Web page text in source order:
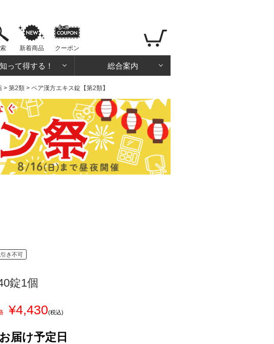
新着商品 クーポン
知って得する！ 総合案内
> 第2類 > ペア漢方エキス錠【第2類】
き不可
錠1個
¥4,430(税込)
お届け予定日